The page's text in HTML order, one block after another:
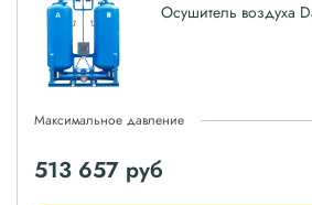
Осушитель воздуха
Максимальное давление
513 657 руб